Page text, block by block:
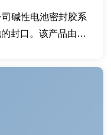
碱性电池密封胶系
封口。该产品由我